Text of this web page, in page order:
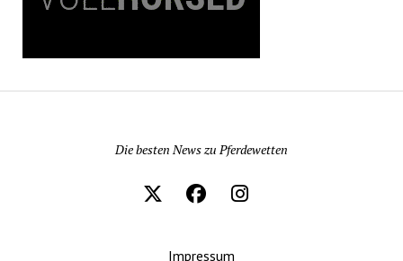
Die besten News zu Pferdewetten
Impressum